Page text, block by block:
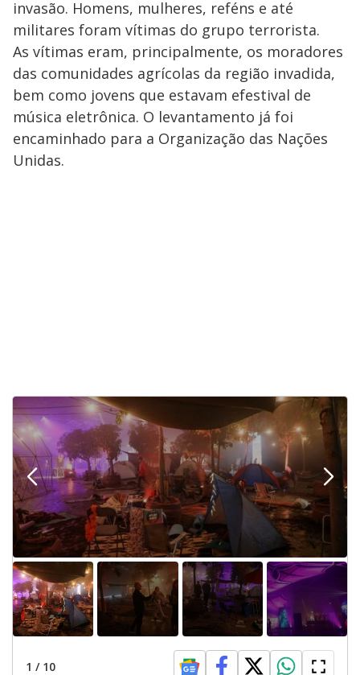
invasão. Homens, mulheres, reféns e até
militares foram vítimas do grupo terrorista.
As vítimas eram, principalmente, os moradores
das comunidades agrícolas da região invadida,
bem como jovens que estavam efestival de
música eletrônica. O levantamento já foi
encaminhado para a Organização das Nações
Unidas.
1 / 10